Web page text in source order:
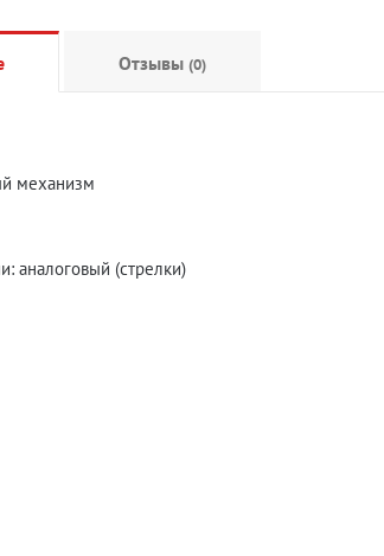
Отзывы (0)
механизм
аналоговый (стрелки)